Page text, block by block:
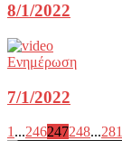
8/1/2022
Ενημέρωση
7/1/2022
1 ...246247248...281